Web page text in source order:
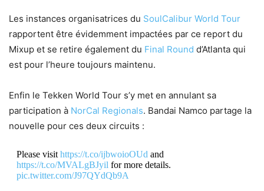
Les instances organisatrices du SoulCalibur World Tour
rapportent être évidemment impactées par ce report du
Mixup et se retire également du Final Round d’Atlanta qui
est pour l’heure toujours maintenu.
Enfin le Tekken World Tour s’y met en annulant sa
participation à NorCal Regionals. Bandai Namco partage la
nouvelle pour ces deux circuits :
Please visit https://t.co/ijbwoioOUd and
https://t.co/MVALgBJyil for more details.
pic.twitter.com/J97QYdQb9A